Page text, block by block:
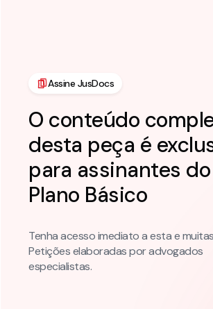
Assine JusDocs
O conteúdo
desta peça é
para assinantes do
Plano Básico
Tenha acesso imediato a esta e
Petições elaboradas por advogados
especialistas.